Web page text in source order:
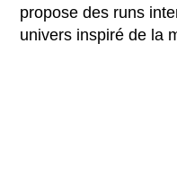
propose des runs
univers inspiré de la